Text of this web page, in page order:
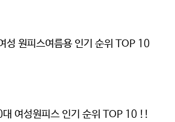
성 원피스여름용 인기 순위 TOP 10
여성원피스 인기 순위 TOP 10 !!